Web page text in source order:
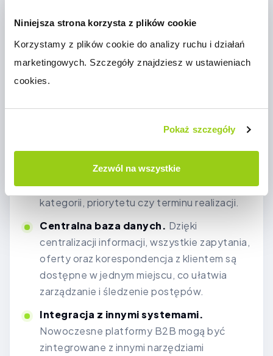
Niniejsza strona korzysta z plików cookie
Korzystamy z plików cookie do analizy ruchu i działań
marketingowych. Szczegóły znajdziesz w ustawieniach
cookies.
Pokaż szczegóły
Zezwól na wszystkie
codziennej pracy firm działających w obszarze
B2B. Obsługazapytań ofertowych B2Bjest
jednym z tych procesów, które mogą znacząco
takie jak CStore oferują możliwość
automatyzacji wielu etapów obsługi
zapytań. Może to obejmować
automatyczne sortowanie zapytań według
kategorii, priorytetu czy terminu realizacji.
Centralna baza danych. Dzięki
centralizacji informacji, wszystkie zapytania,
oferty oraz korespondencja z klientem są
dostępne w jednym miejscu, co ułatwia
zarządzanie i śledzenie postępów.
Integracja z innymi systemami.
Nowoczesne platformy B2B mogą być
zintegrowane z innymi narzędziami